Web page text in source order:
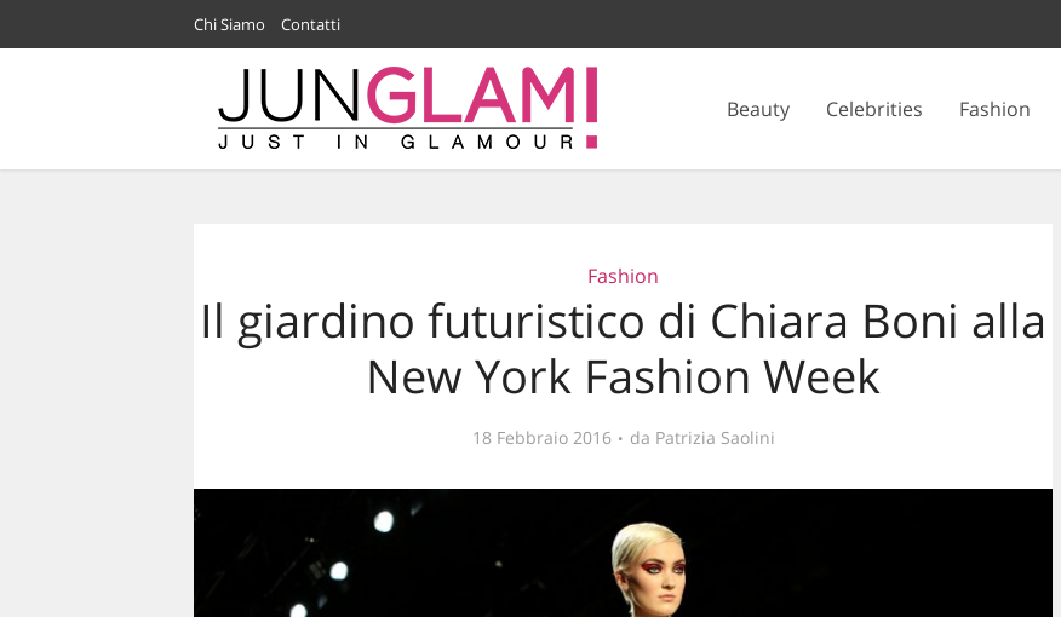
Chi Siamo Contatti
Beauty Celebrities Fashion
Fashion
Il giardino futuristico di Chiara Boni alla
New York Fashion Week
18 Febbraio 2016 da Patrizia Saolini